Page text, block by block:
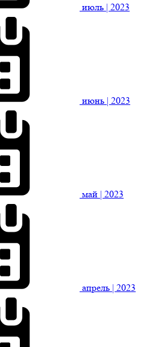
июль | 2023
июнь | 2023
май | 2023
апрель | 2023